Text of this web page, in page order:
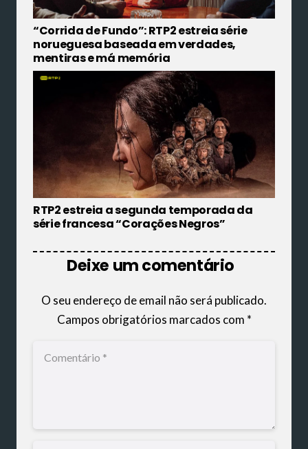
“Corrida de Fundo”: RTP2 estreia série
norueguesa baseada em verdades,
mentiras e má memória
RTP2 estreia a segunda temporada da
série francesa “Corações Negros”
Deixe um comentário
O seu endereço de email não será publicado.
Campos obrigatórios marcados com *